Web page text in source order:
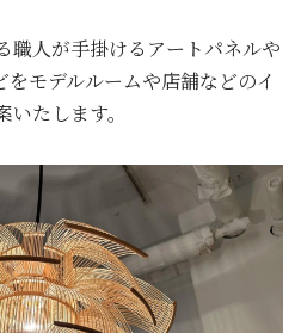
職人が手掛けるアートパネルや
モデルルームや店舗などのイ
たします。